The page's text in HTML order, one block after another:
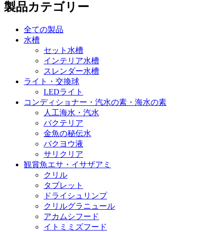
製品カテゴリー
全ての製品
水槽
セット水槽
インテリア水槽
スレンダー水槽
ライト・交換球
LEDライト
コンディショナー・汽水の素・海水の素
人工海水・汽水
バクテリア
金魚の秘伝水
バクヨウ液
サリクリア
観賞魚エサ・イサザアミ
クリル
タブレット
ドライシュリンプ
クリルグラニュール
アカムシフード
イトミミズフード